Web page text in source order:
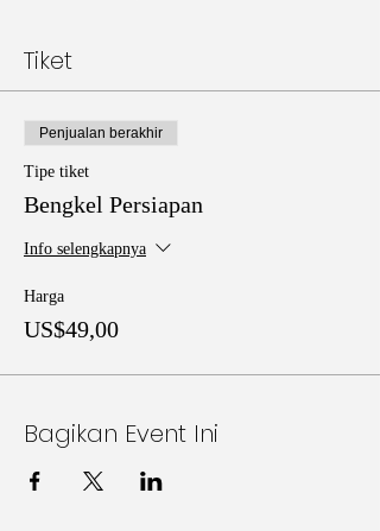
Tiket
Penjualan berakhir
Tipe tiket
Bengkel Persiapan
Info selengkapnya
Harga
US$49,00
Bagikan Event Ini